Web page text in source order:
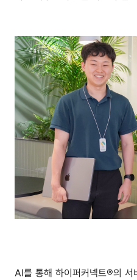
AI를 통해 하이퍼커넥트®의 서